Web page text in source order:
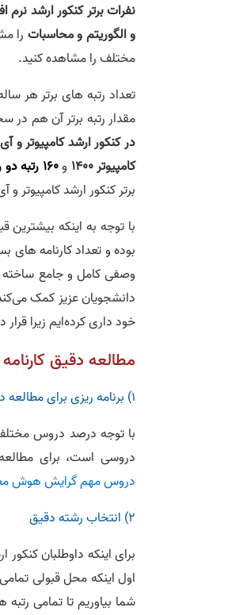
نفرات برتر کنکور ارشد
و الگوریتم و محاسبات را
مختلف را مشاهده کنید.
تعداد رتبه های برتر هر
مقدار رتبه برتر آن هم در
کامپیوتر 1400
و160 رتبه دو رقمی در کنکور ارشد کامپیوتر 1401
برتر کنکور ارشد
وصفی کامل و جامع ساخته
دانشجویان عزیز کمک
خود داری کرده‌ایم زیرا
مطالعه دقیق کارنامه های کنکور ارشد
1) برنامه ریزی برای مطالعه دروس
با توجه درصد دروس
دروسی است، برای
دروس مهم گرایش هوش
2) انتخاب رشته دقیق
اول اینکه محل قبولی
شما بیاوریم تا تمامی